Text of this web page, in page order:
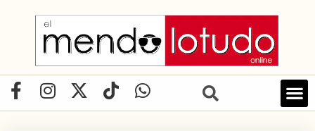
contenido
F
a
I
n
X
-
T
i
W
h